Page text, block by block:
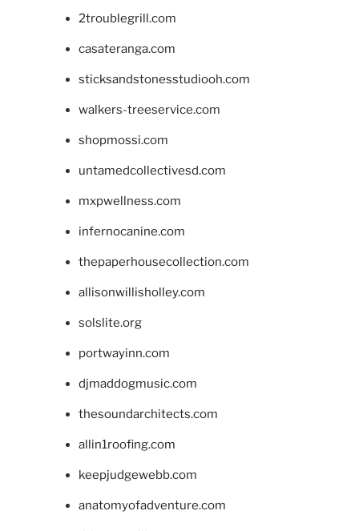
2troublegrill.com
casateranga.com
sticksandstonesstudiooh.com
walkers-treeservice.com
shopmossi.com
untamedcollectivesd.com
mxpwellness.com
infernocanine.com
thepaperhousecollection.com
allisonwillisholley.com
solslite.org
portwayinn.com
djmaddogmusic.com
thesoundarchitects.com
allin1roofing.com
keepjudgewebb.com
anatomyofadventure.com